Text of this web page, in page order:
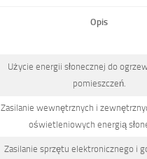
Opis
Użycie energii słonecznej do
pomieszczeń.
Zasilanie wewnętrznych i
oświetleniowych energią
Zasilanie sprzętu elektronicznego i